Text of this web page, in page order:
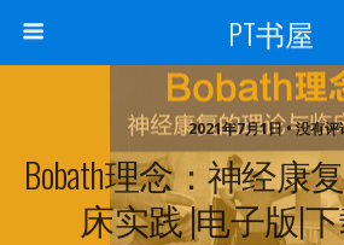
PT书屋
2021年7月1日 • 没有评
Bobath理念：神经康
床实践 |电子版|下